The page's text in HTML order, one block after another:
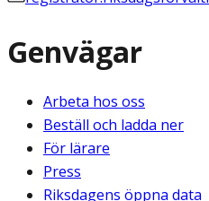
Genvägar
Arbeta hos oss
Beställ och ladda ner
För lärare
Press
Riksdagens öppna data